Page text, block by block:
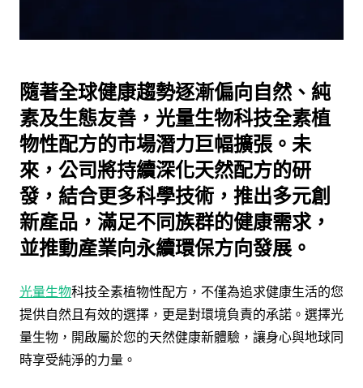
隨著全球健康趨勢逐漸偏向自然、純
素及生態友善，光量生物科技全素植
物性配方的市場潛力巨幅擴張。未
來，公司將持續深化天然配方的研
發，結合更多科學技術，推出多元創
新產品，滿足不同族群的健康需求，
並推動產業向永續環保方向發展。
光量生物科技全素植物性配方，不僅為追求健康生活的您
提供自然且有效的選擇，更是對環境負責的承諾。選擇光
量生物，開啟屬於您的天然健康新體驗，讓身心與地球同
時享受純淨的力量。